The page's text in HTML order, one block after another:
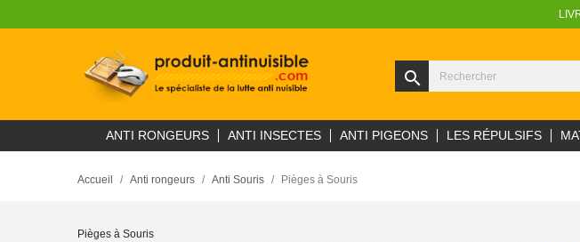
search
ANTI RONGEURS ANTI INSECTES ANTI PIGEONS LES RÉPULSIFS
Accueil Anti rongeurs Anti Souris Pièges à Souris
Pièges à Souris